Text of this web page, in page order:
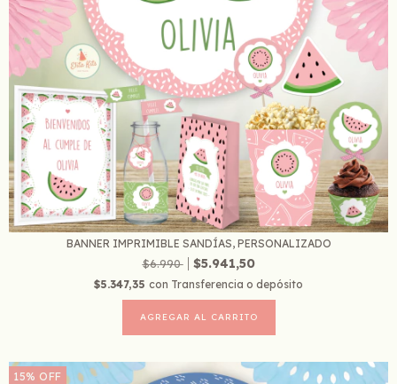
BANNER IMPRIMIBLE SANDÍAS, PERSONALIZADO
$6.990
$5.941,50
$5.347,35 con Transferencia o depósito
15% OFF